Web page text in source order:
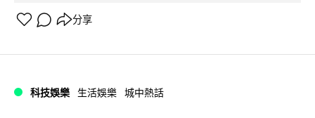
分享
科技娛樂 生活娛樂 城中熱話